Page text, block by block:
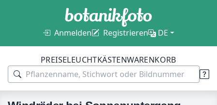
Anmelden Registrieren DE
PREISELEUCHTKÄSTENWARENKORB